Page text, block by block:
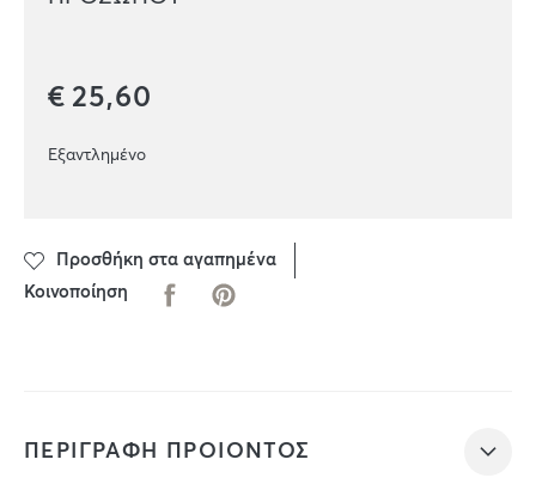
€ 25,60
Εξαντλημένο
Προσθήκη στα αγαπημένα
Κοινοποίηση
ΠΕΡΙΓΡΑΦΗ ΠΡΟΙΟΝΤΟΣ